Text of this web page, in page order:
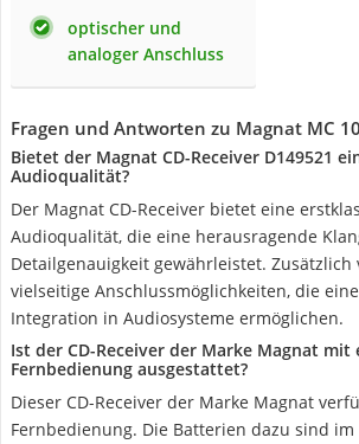
optischer und
analoger Anschluss
Fragen und Antworten zu Magnat MC
Bietet der Magnat CD-Receiver D149521
Audioqualität?
Der Magnat CD-Receiver bietet eine
Audioqualität, die eine herausragende
Detailgenauigkeit gewährleistet.
vielseitige Anschlussmöglichkeiten, die
Integration in Audiosysteme ermöglichen.
Ist der CD-Receiver der Marke Magnat mit
Fernbedienung ausgestattet?
Dieser CD-Receiver der Marke Magnat
Fernbedienung. Die Batterien dazu sind